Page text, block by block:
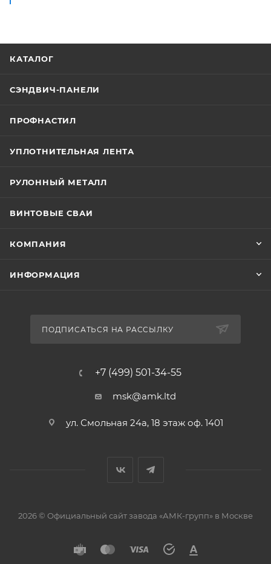
КАТАЛОГ
СЭНДВИЧ-ПАНЕЛИ
ПРОФНАСТИЛ
УПЛОТНИТЕЛЬНАЯ ЛЕНТА
РУЛОННЫЙ МЕТАЛЛ
ВИНТОВЫЕ СВАИ
КОМПАНИЯ
ИНФОРМАЦИЯ
ПОДПИСАТЬСЯ НА РАССЫЛКУ
+7 (499) 501-34-55
msk@amk.ltd
ул. Смольная 24а, 18 этаж оф. 1401
2026 © Официальный сайт завода «АМК-групп» в Москве